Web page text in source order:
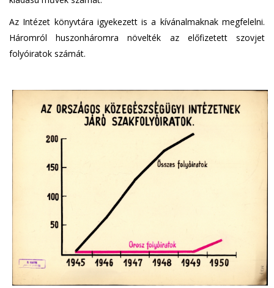
Az Intézet könyvtára igyekezett is a kívánalmaknak megfelelni.
Háromról huszonháromra növelték az előfizetett szovjet
folyóiratok számát.